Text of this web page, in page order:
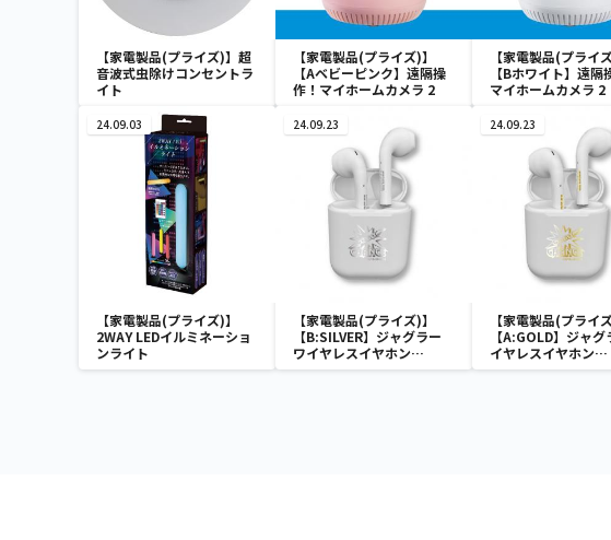
【家電製品(プライズ)】超
音波式虫除けコンセントラ
イト
【家電製品(プライズ)】
【Aベビーピンク】遠隔操
作！マイホームカメラ 2
【家電製品(プライズ
【Bホワイト】遠隔
マイホームカメラ 2
24.09.03
【家電製品(プライズ)】
2WAY LEDイルミネーショ
ンライト
24.09.23
【家電製品(プライズ)】
【B:SILVER】ジャグラー
ワイヤレスイヤホン
2(GOLD&SILVER)
24.09.23
【家電製品(プライズ
【A:GOLD】ジャグ
イヤレスイヤホン
2(GOLD&SILVER)